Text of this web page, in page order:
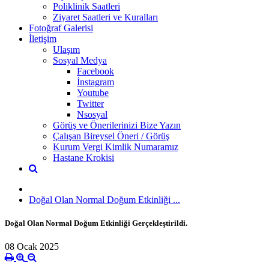
Poliklinik Saatleri
Ziyaret Saatleri ve Kuralları
Fotoğraf Galerisi
İletişim
Ulaşım
Sosyal Medya
Facebook
İnstagram
Youtube
Twitter
Nsosyal
Görüş ve Önerilerinizi Bize Yazın
Çalışan Bireysel Öneri / Görüş
Kurum Vergi Kimlik Numaramız
Hastane Krokisi
Doğal Olan Normal Doğum Etkinliği ...
Doğal Olan Normal Doğum Etkinliği Gerçekleştirildi.
08 Ocak 2025